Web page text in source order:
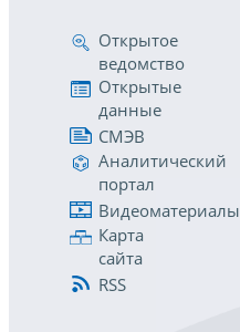
Открытое
ведомство
Открытые
данные
СМЭВ
Аналитический
портал
Видеоматериалы
Карта
сайта
RSS